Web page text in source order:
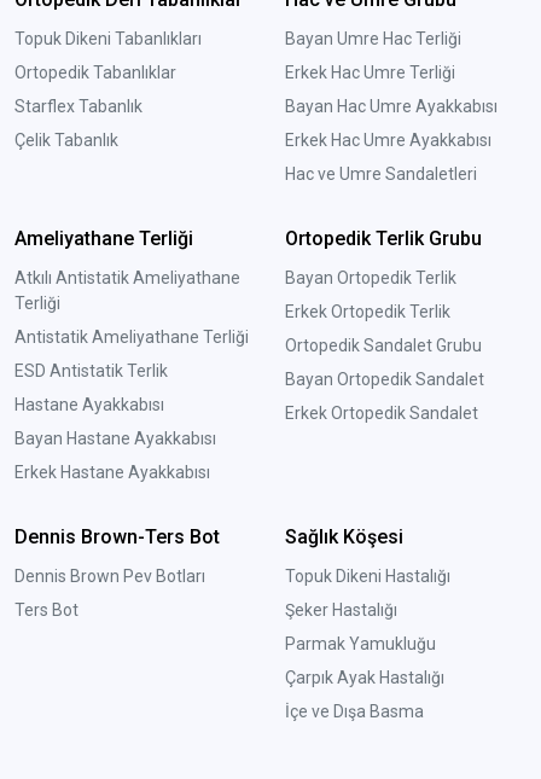
Topuk Dikeni Tabanlıkları
Ortopedik Tabanlıklar
Starflex Tabanlık
Çelik Tabanlık
Bayan Umre Hac Terliği
Erkek Hac Umre Terliği
Bayan Hac Umre Ayakkabısı
Erkek Hac Umre Ayakkabısı
Hac ve Umre Sandaletleri
Ameliyathane Terliği
Atkılı Antistatik Ameliyathane
Terliği
Antistatik Ameliyathane Terliği
ESD Antistatik Terlik
Hastane Ayakkabısı
Bayan Hastane Ayakkabısı
Erkek Hastane Ayakkabısı
Ortopedik Terlik Grubu
Bayan Ortopedik Terlik
Erkek Ortopedik Terlik
Ortopedik Sandalet Grubu
Bayan Ortopedik Sandalet
Erkek Ortopedik Sandalet
Dennis Brown-Ters Bot
Dennis Brown Pev Botları
Ters Bot
Sağlık Köşesi
Topuk Dikeni Hastalığı
Şeker Hastalığı
Parmak Yamukluğu
Çarpık Ayak Hastalığı
İçe ve Dışa Basma